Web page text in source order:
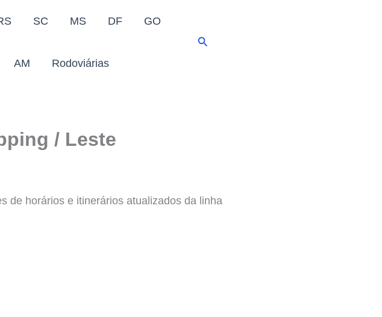
SC MS DF GO
AM Rodoviárias
Pesquisar
/ Leste
de horários e itinerários atualizados da linha